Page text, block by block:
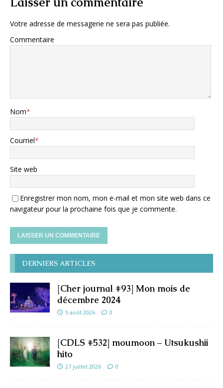
Votre adresse de messagerie ne sera pas publiée.
Commentaire
Nom*
Courriel*
Site web
Enregistrer mon nom, mon e-mail et mon site web dans ce
navigateur pour la prochaine fois que je commente.
DERNIERS ARTICLES
[Cher journal #93] Mon mois de
décembre 2024
5 août 2026 0
[CDLS #532] moumoon – Utsukushii
hito
27 juillet 2026 0